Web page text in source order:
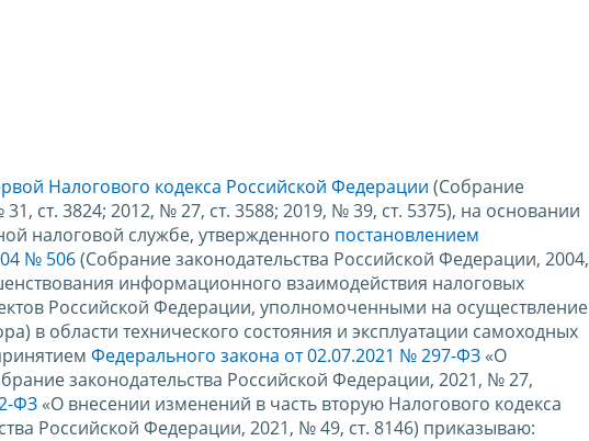
Налогового кодекса Российской Федерации (Собрание
ст. 3824; 2012, № 27, ст. 3588; 2019, № 39, ст. 5375), на основании
налоговой службе, утвержденного постановлением
№ 506(Собрание законодательства Российской Федерации, 2004,
информационного взаимодействия налоговых
Российской Федерации, уполномоченными на осуществление
в области технического состояния и эксплуатации самоходных
Федерального закона от 02.07.2021 № 297-ФЗ «О
законодательства Российской Федерации, 2021, № 27,
ФЗ «О внесении изменений в часть вторую Налогового кодекса
Российской Федерации, 2021, № 49, ст. 8146) приказываю: